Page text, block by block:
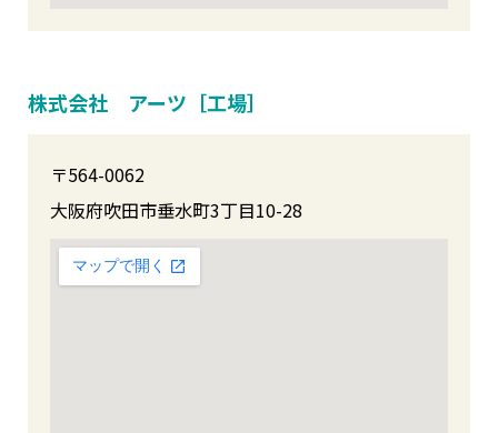
株式会社 アーツ［工場］
〒564-0062
大阪府吹田市垂水町3丁目10-28